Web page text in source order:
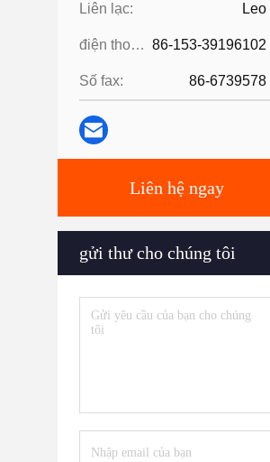
Liên lạc: Leo
điện thoại: 86-153-39196102
Số fax: 86-6739578
Liên hệ ngay
gửi thư cho chúng tôi